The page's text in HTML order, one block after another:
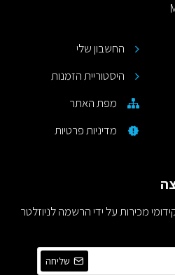
החשבון שלי
היסטוריית הזמנות
מפת האתר
מדיניות פרטיות
מכירות על ידי הרשמה לניוזלטר
שליחה